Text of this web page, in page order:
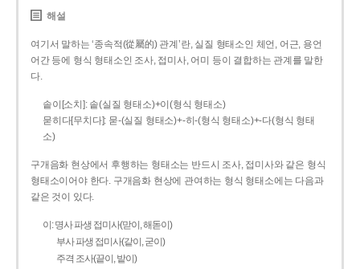
해설
여기서 말하는 ‘종속적(從屬的) 관계’란, 실질 형태소인 체언, 어근, 용언
어간 등에 형식 형태소인 조사, 접미사, 어미 등이 결합하는 관계를 말한
다.
솥이[소치]: 솥(실질 형태소)+이(형식 형태소)
묻히다[무치다]: 묻­-(실질 형태소)+­-히­-(형식 형태소)+-다(형식 형태
소)
구개음화 현상에서 후행하는 형태소는 반드시 조사, 접미사와 같은 형식
형태소이어야 한다. 구개음화 현상에 관여하는 형식 형태소에는 다음과
같은 것이 있다.
이: 명사 파생 접미사(맏이, 해돋이)
부사 파생 접미사(같이, 굳이)
주격 조사(끝이, 밭이)